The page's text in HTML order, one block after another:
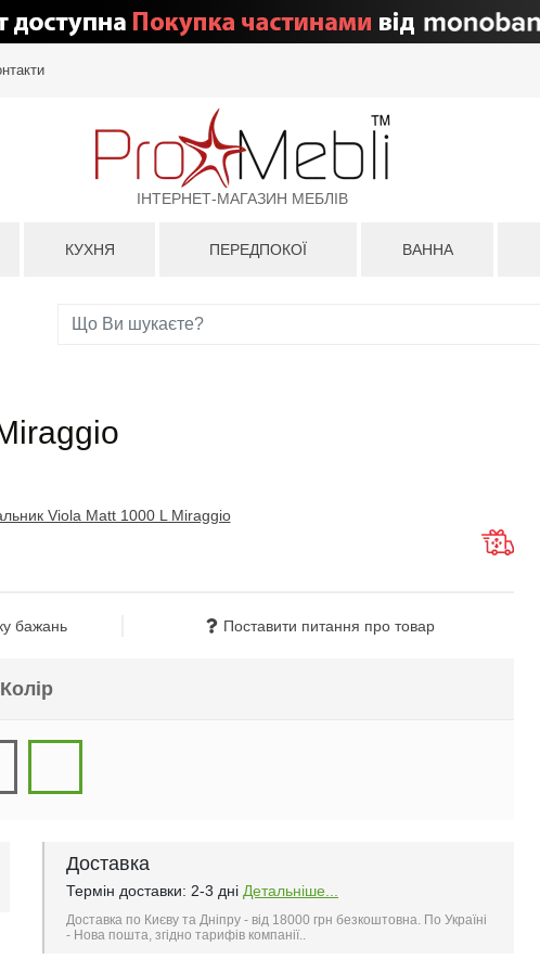
ІНТЕРНЕТ-МАГАЗИН МЕБЛІВ
КУХНЯ ПЕРЕДПОКОЇ ВАННА
бажань Поставити питання про товар
Колір
Доставка
Термін доставки: 2-3 дні Детальніше...
Доставка по Києву та Дніпру - від 18000 грн безкоштовна. По Україні
- Нова пошта, згідно тарифів компанії..